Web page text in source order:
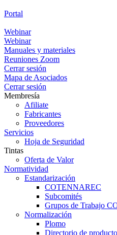
Portal
Webinar
Webinar
Manuales y materiales
Reuniones Zoom
Cerrar sesión
Mapa de Asociados
Cerrar sesión
Membresía
Afiliate
Fabricantes
Proveedores
Servicios
Hoja de Seguridad
Tintas
Oferta de Valor
Normatividad
Estandarización
COTENNAREC
Subcomités
Grupos de Trabajo
Normalización
Plomo
Directorio de